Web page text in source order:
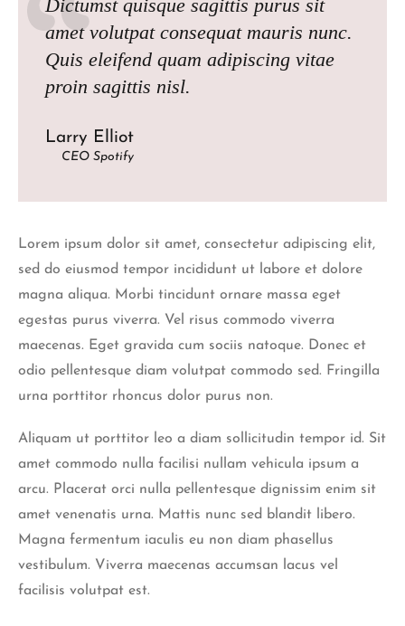
Dictumst quisque sagittis purus sit
amet volutpat consequat mauris nunc.
Quis eleifend quam adipiscing vitae
proin sagittis nisl.
Larry Elliot
CEO Spotify
Lorem ipsum dolor sit amet, consectetur adipiscing elit,
sed do eiusmod tempor incididunt ut labore et dolore
magna aliqua. Morbi tincidunt ornare massa eget
egestas purus viverra. Vel risus commodo viverra
maecenas. Eget gravida cum sociis natoque. Donec et
odio pellentesque diam volutpat commodo sed. Fringilla
urna porttitor rhoncus dolor purus non.
Aliquam ut porttitor leo a diam sollicitudin tempor id. Sit
amet commodo nulla facilisi nullam vehicula ipsum a
arcu. Placerat orci nulla pellentesque dignissim enim sit
amet venenatis urna. Mattis nunc sed blandit libero.
Magna fermentum iaculis eu non diam phasellus
vestibulum. Viverra maecenas accumsan lacus vel
facilisis volutpat est.